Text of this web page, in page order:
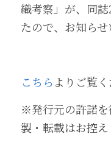
織考察」が、同
たので、お知らせ
こちらよりご覧
※発行元の許諾を
製・転載はお控え